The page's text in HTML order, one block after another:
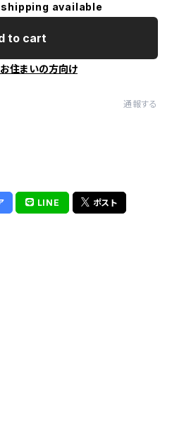
available
to cart
住まいの方向け
通報する
LINE ポスト